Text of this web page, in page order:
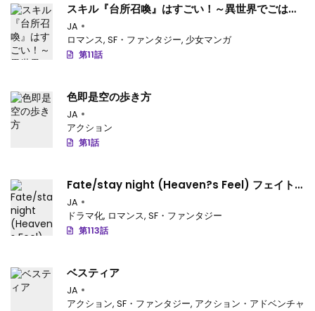
スキル『台所召喚』はすごい！～異世界でごはん
作ってポイントためます～
JA
ロマンス, SF・ファンタジー, 少女マンガ
第11話
色即是空の歩き方
JA
アクション
第1話
Fate/stay night (Heaven?s Feel) フェイト/
ゼロ
JA
ドラマ化, ロマンス, SF・ファンタジー
第113話
ベスティア
JA
アクション, SF・ファンタジー, アクション・アドベンチャー